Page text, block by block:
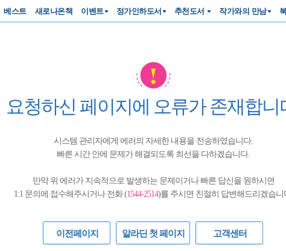
베스트 새로나온책 이벤트 정가인하도서 추천도서 작가와의 만남
요청하신 페이지에 오류가 존재합니
시스템 관리자에게 에러의 자세한 내용을 전송하였습니다.
빠른 시간 안에 문제가 해결되도록 최선을 다하겠습니다.
만약 위 에러가 지속적으로 발생하는 문제이거나 빠른 답신을 원하시면
1:1 문의에 접수해주시거나 전화 (1544-2514)를 주시면 친절히 답변해드리겠습니
이전페이지 알라딘 첫 페이지 고객센터